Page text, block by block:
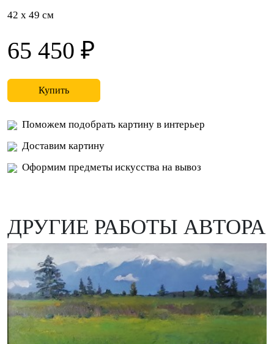
42 x 49 см
65 450 ₽
Купить
Поможем подобрать картину в интерьер
Доставим картину
Оформим предметы искусства на вывоз
ДРУГИЕ РАБОТЫ АВТОРА